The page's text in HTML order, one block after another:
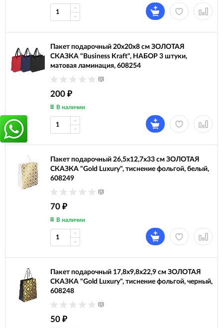
Пакет подарочный 20х20х8 см ЗОЛОТАЯ
СКАЗКА "Business Kraft", НАБОР 3 штуки,
матовая ламинация, 608254
(0)
200 ₽
В наличии
Пакет подарочный 26,5x12,7x33 см ЗОЛОТАЯ
СКАЗКА "Gold Luxury", тиснение фольгой, белый,
608249
(0)
70 ₽
В наличии
Пакет подарочный 17,8x9,8x22,9 см ЗОЛОТАЯ
СКАЗКА "Gold Luxury", тиснение фольгой, черный,
608248
(0)
50 ₽